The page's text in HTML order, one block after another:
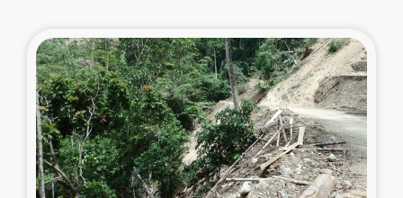
東ティモール豪雨緊急支援
大雨による洪水被災者支援
カカオ生産者支援事業
シリア国内避難民・帰還民の生活再建支援